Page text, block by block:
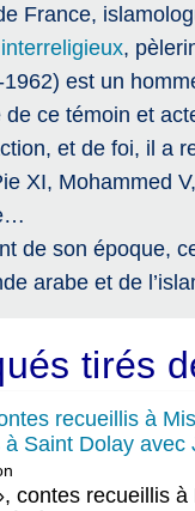
France,
,
est un
ce témoin et
et de foi, il a
XI, Mohammed
de son époque,
arabe et de
tirés
recueillis à
Saint Dolay
contes recueillis